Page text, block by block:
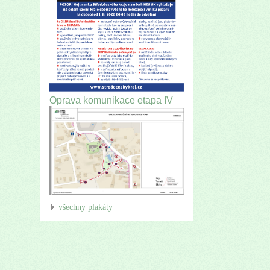
Oprava komunikace etapa IV
všechny plakáty